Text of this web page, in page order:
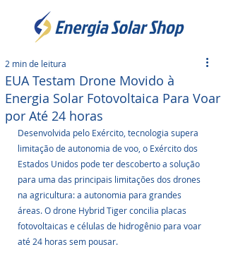
EUA Testam Drone Movido à
Energia Solar Fotovoltaica Para Voar
por Até 24 horas
2 min de leitura
Desenvolvida pelo Exército, tecnologia supera
limitação de autonomia de voo, o Exército dos
Estados Unidos pode ter descoberto a solução
para uma das principais limitações dos drones
na agricultura: a autonomia para grandes
áreas. O drone Hybrid Tiger concilia placas
fotovoltaicas e células de hidrogênio para voar
até 24 horas sem pousar.